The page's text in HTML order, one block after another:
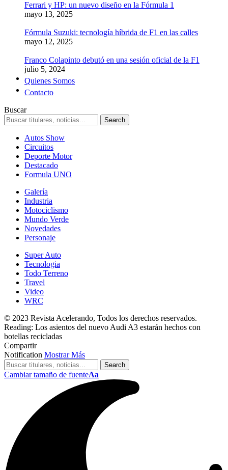
Ferrari y HP: un nuevo diseño en la Fórmula 1
mayo 13, 2025
Fórmula Suzuki: tecnología híbrida de F1 en las calles
mayo 12, 2025
Franco Colapinto debutó en una sesión oficial de la F1
julio 5, 2024
Quienes Somos
Contacto
Buscar
Autos Show
Circuitos
Deporte Motor
Destacado
Formula UNO
Galería
Industria
Motociclismo
Mundo Verde
Novedades
Personaje
Super Auto
Tecnologia
Todo Terreno
Travel
Video
WRC
© 2023 Revista Acelerando, Todos los derechos reservados.
Reading: Los asientos del nuevo Audi A3 estarán hechos con
botellas recicladas
Compartir
Notification Mostrar Más
Cambiar tamaño de fuenteAa